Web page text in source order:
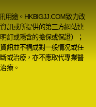
用途。HKBIGJJ.COM致力改
訊或所提供的第三方網站連
訂或隱含的擔保或保證）；
訊並不構成對一般情况或任
或治療，亦不應取代專業醫
療。